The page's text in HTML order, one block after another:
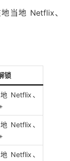
当地 Netflix、
锁
Netflix、
Netflix、
Netflix、